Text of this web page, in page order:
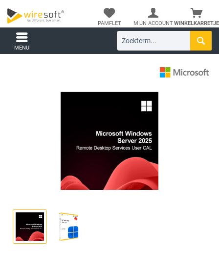
WINKELKARRETJE
PAMFLET MIJN ACCOUNT
MENU